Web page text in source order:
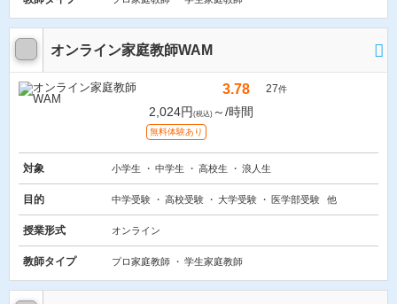
オンライン家庭教師WAM
3.78 27件
2,024円 (税込) ～/時間
無料体験あり
対象 小学生 中学生 高校生 浪人生
目的 中学受験 高校受験 大学受験 医学部受験 他
授業形式 オンライン
教師タイプ プロ家庭教師 学生家庭教師